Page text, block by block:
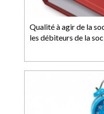
Qualité à agir de la
les débiteurs de la